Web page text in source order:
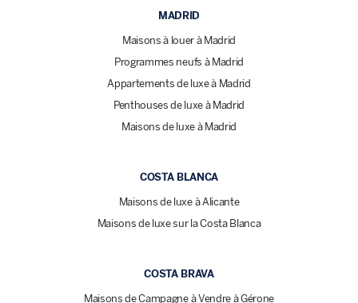
MADRID
Maisons à louer à Madrid
Programmes neufs à Madrid
Appartements de luxe à Madrid
Penthouses de luxe à Madrid
Maisons de luxe à Madrid
COSTA BLANCA
Maisons de luxe à Alicante
Maisons de luxe sur la Costa Blanca
COSTA BRAVA
Maisons de Campagne à Vendre à Gérone